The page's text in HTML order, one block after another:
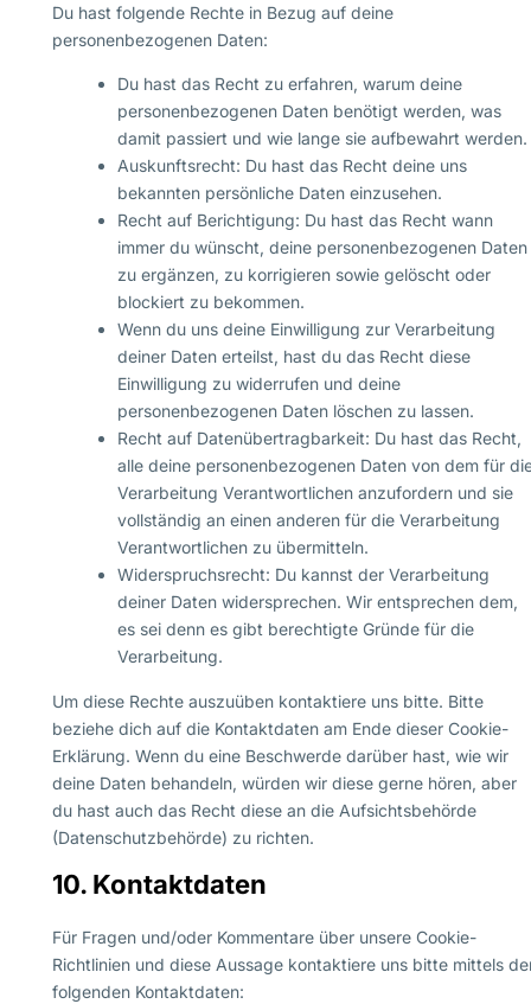
Du hast folgende Rechte in Bezug auf deine
personenbezogenen Daten:
Du hast das Recht zu erfahren, warum deine
personenbezogenen Daten benötigt werden, was
damit passiert und wie lange sie aufbewahrt werden.
Auskunftsrecht: Du hast das Recht deine uns
bekannten persönliche Daten einzusehen.
Recht auf Berichtigung: Du hast das Recht wann
immer du wünscht, deine personenbezogenen Daten
zu ergänzen, zu korrigieren sowie gelöscht oder
blockiert zu bekommen.
Wenn du uns deine Einwilligung zur Verarbeitung
deiner Daten erteilst, hast du das Recht diese
Einwilligung zu widerrufen und deine
personenbezogenen Daten löschen zu lassen.
Recht auf Datenübertragbarkeit: Du hast das Recht,
alle deine personenbezogenen Daten von dem für
Verarbeitung Verantwortlichen anzufordern und sie
vollständig an einen anderen für die Verarbeitung
Verantwortlichen zu übermitteln.
Widerspruchsrecht: Du kannst der Verarbeitung
deiner Daten widersprechen. Wir entsprechen dem,
es sei denn es gibt berechtigte Gründe für die
Verarbeitung.
Um diese Rechte auszuüben kontaktiere uns bitte. Bitte
beziehe dich auf die Kontaktdaten am Ende dieser Cookie-
Erklärung. Wenn du eine Beschwerde darüber hast, wie wir
deine Daten behandeln, würden wir diese gerne hören, aber
du hast auch das Recht diese an die Aufsichtsbehörde
(Datenschutzbehörde) zu richten.
10. Kontaktdaten
Für Fragen und/oder Kommentare über unsere Cookie-
Richtlinien und diese Aussage kontaktiere uns bitte mittels
folgenden Kontaktdaten: